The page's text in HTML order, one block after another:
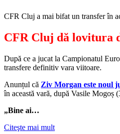
CFR Cluj a mai bifat un transfer în
CFR Cluj dă lovitura
După ce a jucat la Campionatul
transfere definitiv vara viitoare.
Anunțul că Ziv Morgan este noul
în această vară, după Vasile
„Bine ai…
Citeşte mai mult